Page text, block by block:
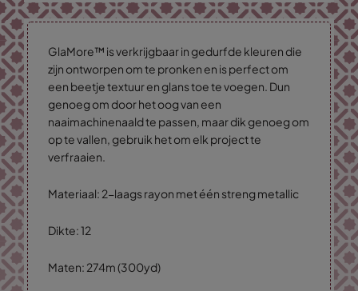
GlaMore™ is verkrijgbaar in gedurfde kleuren die
zijn ontworpen om te pronken en is perfect om
een beetje textuur en glans toe te voegen. Dun
genoeg om door het oog van een
naaimachinenaald te passen, maar dik genoeg om
op te vallen, gebruik het om elk project te
verfraaien.
Materiaal: 2-laags rayon met één streng metallic
Dikte: 12
Maten: 274m (300yd)